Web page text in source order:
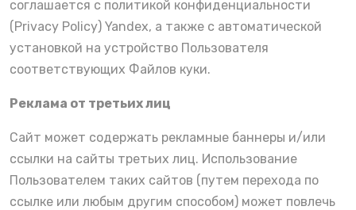
соглашается с политикой конфиденциальности
(Privacy Policy) Yandex, а также с автоматической
установкой на устройство Пользователя
соответствующих Файлов куки.
Реклама от третьих лиц
Сайт может содержать рекламные баннеры и/или
ссылки на сайты третьих лиц. Использование
Пользователем таких сайтов (путем перехода по
ссылке или любым другим способом) может повлечь